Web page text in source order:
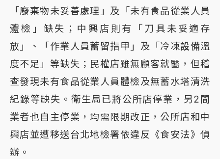
「廢棄物未妥善處理」及「未有食品從業人員
體檢」缺失；中興店則有「刀具未妥適存
放」、「作業人員蓄留指甲」及「冷凍設備溫
度不足」等缺失；民權店雖無顧客就醫，但稽
查發現未有食品從業人員體檢及無蓄水塔清洗
紀錄等缺失。衛生局已將公所店停業，另2間
業者也自主停業，均需限期改正，公所店和中
興店並遭移送台北地檢署依違反《食安法》偵
辦。